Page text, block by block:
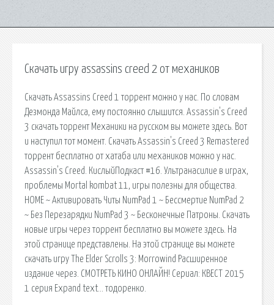
Скачать игру assassins creed 2 от механиков
Скачать Assassins Creed 1 торрент можно у нас. По словам
Дезмонда Майлса, ему постоянно слышится. Assassin's Creed
3 скачать торрент Механики на русском вы можете здесь. Вот
и наступил тот момент. Скачать Assassin's Creed 3 Remastered
торрент бесплатно от хатаба или механиков можно у нас.
Assassin's Creed. КислыйПодкаст #16. Ультранасилие в играх,
проблемы Mortal kombat 11, игры полезны для общества.
HOME ~ Активировать Читы NumPad 1 ~ Бессмертие NumPad 2
~ Без Перезарядки NumPad 3 ~ Бесконечные Патроны. Скачать
новые игры через торрент бесплатно вы можете здесь. На
этой странице представлены. На этой странице вы можете
скачать игру The Elder Scrolls 3: Morrowind Расширенное
издание через. СМОТРЕТЬ КИНО ОНЛАЙН! Сериал: КВЕСТ 2015
1 серия Expand text… тодоренко.